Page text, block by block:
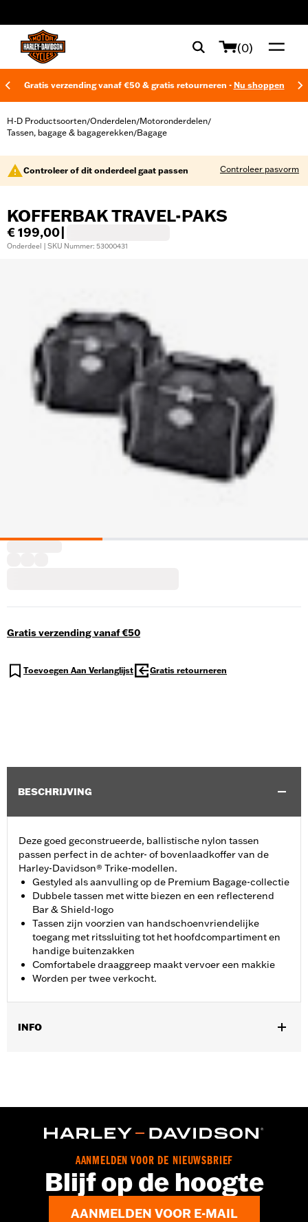
(0)
Gratis verzending vanaf €50 & gratis retourneren - Nu shoppen
H-D Productsoorten/Onderdelen/Motoronderdelen/
Tassen, bagage & bagagerekken/Bagage
Controleer of dit onderdeel gaat passen Controleer pasvorm
KOFFERBAK TRAVEL-PAKS
€ 199,00
Onderdeel | SKU Nummer: 53000431
Gratis verzending vanaf €50
Toevoegen Aan Verlanglijst Gratis retourneren
BESCHRIJVING
Deze goed geconstrueerde, ballistische nylon tassen
passen perfect in de achter- of bovenlaadkoffer van de
Harley-Davidson® Trike-modellen.
Gestyled als aanvulling op de Premium Bagage-collectie
Dubbele tassen met witte biezen en een reflecterend
Bar & Shield-logo
Tassen zijn voorzien van handschoenvriendelijke
toegang met ritssluiting tot het hoofdcompartiment en
handige buitenzakken
Comfortabele draaggreep maakt vervoer een makkie
Worden per twee verkocht.
INFO
In de doos:Set kofferbaktassen
AANMELDEN VOOR DE NIEUWSBRIEF
Blijf op de hoogte
AANMELDEN VOOR E-MAIL